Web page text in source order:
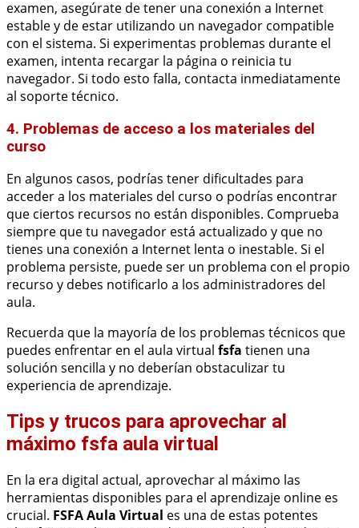
examen, asegúrate de tener una conexión a Internet
estable y de estar utilizando un navegador compatible
con el sistema. Si experimentas problemas durante el
examen, intenta recargar la página o reinicia tu
navegador. Si todo esto falla, contacta inmediatamente
al soporte técnico.
4. Problemas de acceso a los materiales del
curso
En algunos casos, podrías tener dificultades para
acceder a los materiales del curso o podrías encontrar
que ciertos recursos no están disponibles. Comprueba
siempre que tu navegador está actualizado y que no
tienes una conexión a Internet lenta o inestable. Si el
problema persiste, puede ser un problema con el propio
recurso y debes notificarlo a los administradores del
aula.
Recuerda que la mayoría de los problemas técnicos que
puedes enfrentar en el aula virtual fsfa tienen una
solución sencilla y no deberían obstaculizar tu
experiencia de aprendizaje.
Tips y trucos para aprovechar al
máximo fsfa aula virtual
En la era digital actual, aprovechar al máximo las
herramientas disponibles para el aprendizaje online es
crucial. FSFA Aula Virtual es una de estas potentes